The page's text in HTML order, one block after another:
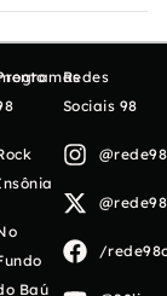
Baú
Redes
Sociais 98
/